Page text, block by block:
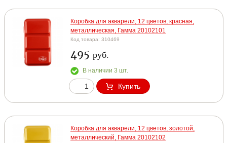
Коробка для акварели, 12 цветов, красная,
металлическая, Гамма 20102101
Код товара: 310469
495 руб.
В наличии 3 шт.
Купить
Коробка для акварели, 12 цветов, золотой,
металлический, Гамма 20102102